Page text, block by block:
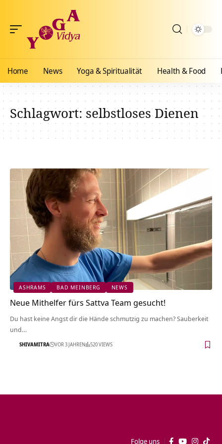
Home News Yoga & Spiritualität Health & Food
Schlagwort:selbstloses Dienen
ASHRAMS BAD MEINBERG NEWS
Neue Mithelfer fürs Sattva Team gesucht!
Du hast keine Angst dir die Hände schmutzig zu machen? Sauberkeit
und…
SHIVAMITRA VOR 3 JAHREN 520 VIEWS
Folge uns